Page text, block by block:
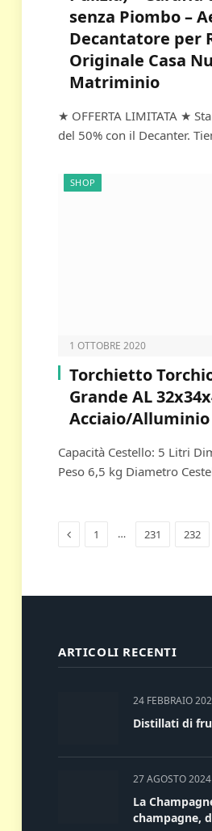
senza Piombo –
Decantatore per
Originale Casa
Matriminio
★ OFFERTA LIMITATA ★
del 50% con il Decanter.
SHOP
1 OTTOBRE 2020
Torchietto
Grande AL
Acciaio/
Capacità Cestello: 5 Litri
Peso 6,5 kg Diametro
Previous
1 … 231 232
ARTICOLI RECENTI
24 FEBBRAIO
Distillati di
27 AGOSTO 2024
La
champagne,